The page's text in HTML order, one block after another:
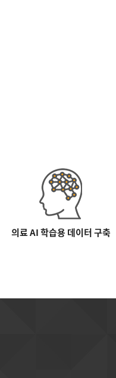
의료 AI 학습용 데이터 구축